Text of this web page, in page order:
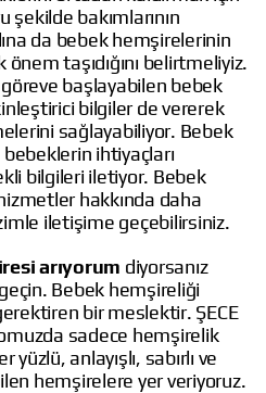
bakımlarının
da bebek hemşirelerinin
taşıdığını belirtmeliyiz.
başlayabilen bebek
bilgiler de vererek
sağlayabiliyor. Bebek
bebeklerin ihtiyaçları
bilgileri iletiyor. Bebek
hakkında daha
iletişime geçebilirsiniz.
arıyorum diyorsanız
Bebek hemşireliği
bir meslektir. ŞECE
sadece hemşirelik
anlayışlı, sabırlı ve
hemşirelere yer veriyoruz.